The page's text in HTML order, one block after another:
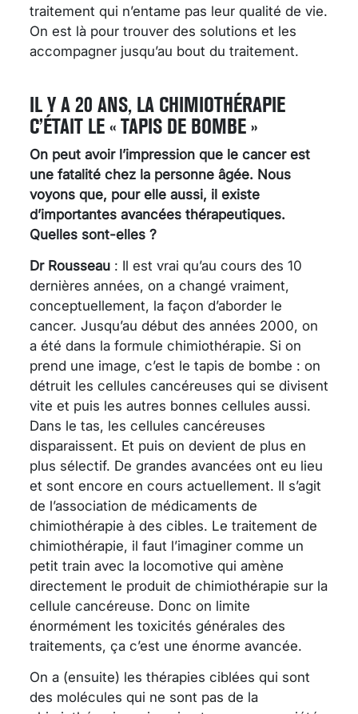
traitement qui n’entame pas leur qualité de vie.
On est là pour trouver des solutions et les
accompagner jusqu’au bout du traitement.
IL Y A 20 ANS, LA CHIMIOTHÉRAPIE
C’ÉTAIT LE « TAPIS DE BOMBE »
On peut avoir l’impression que le cancer est
une fatalité chez la personne âgée. Nous
voyons que, pour elle aussi, il existe
d’importantes avancées thérapeutiques.
Quelles sont-elles ?
Dr Rousseau : Il est vrai qu’au cours des 10
dernières années, on a changé vraiment,
conceptuellement, la façon d’aborder le
cancer. Jusqu’au début des années 2000, on
a été dans la formule chimiothérapie. Si on
prend une image, c’est le tapis de bombe : on
détruit les cellules cancéreuses qui se divisent
vite et puis les autres bonnes cellules aussi.
Dans le tas, les cellules cancéreuses
disparaissent. Et puis on devient de plus en
plus sélectif. De grandes avancées ont eu lieu
et sont encore en cours actuellement. Il s’agit
de l’association de médicaments de
chimiothérapie à des cibles. Le traitement de
chimiothérapie, il faut l’imaginer comme un
petit train avec la locomotive qui amène
directement le produit de chimiothérapie sur la
cellule cancéreuse. Donc on limite
énormément les toxicités générales des
traitements, ça c’est une énorme avancée.
On a (ensuite) les thérapies ciblées qui sont
des molécules qui ne sont pas de la